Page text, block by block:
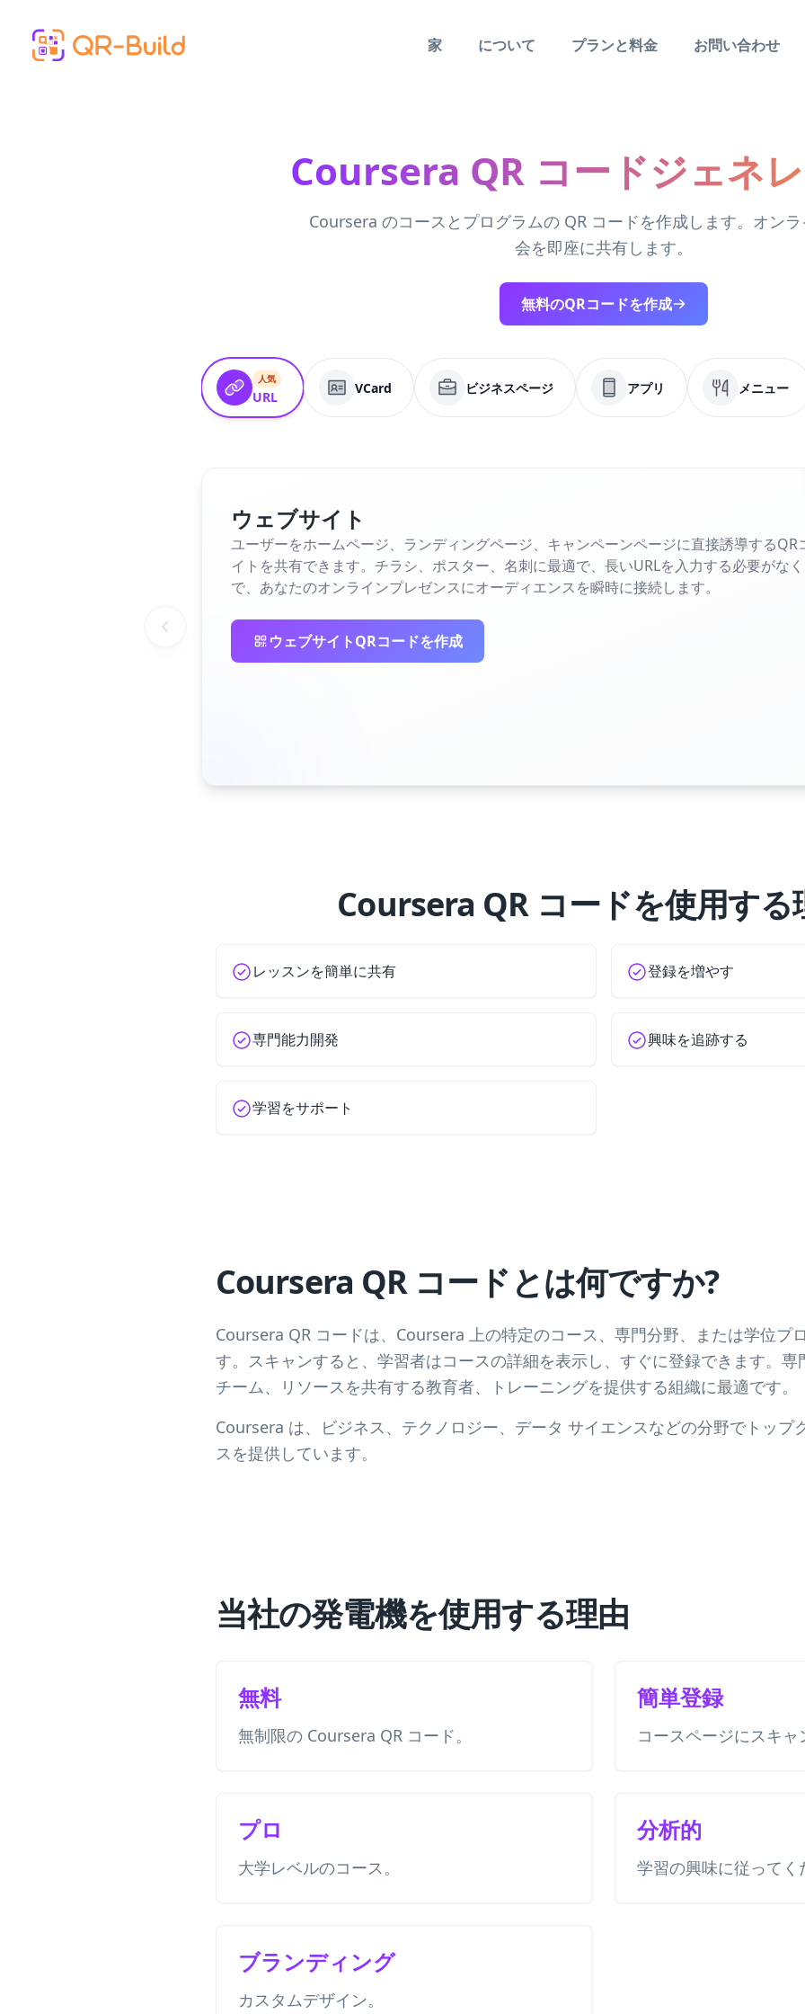
家
について プランと料金 お問い合わせ
Coursera QR コードジェネ
Coursera のコースとプログラムの QR コードを作成します。オン
会を即座に共有します。
無料のQRコードを作成
人気
URL
VCard ビジネスページ アプリ メニュー
ウェブサイト
ユーザーをホームページ、ランディングページ、キャンペーンページに直接誘導する
イトを共有できます。チラシ、ポスター、名刺に最適で、長いURLを入力する必要がな
で、あなたのオンラインプレゼンスにオーディエンスを瞬時に接続します。
ウェブサイトQRコードを作成
Coursera QR コードを使用する
レッスンを簡単に共有 登録を増やす
専門能力開発 興味を追跡する
学習をサポート
Coursera QR コードとは何ですか?
Coursera QR コードは、Coursera 上の特定のコース、専門分野、または学位プ
す。スキャンすると、学習者はコースの詳細を表示し、すぐに登録できます。
チーム、リソースを共有する教育者、トレーニングを提供する組織に最適です。
Coursera は、ビジネス、テクノロジー、データ サイエンスなどの分野でトップ
スを提供しています。
当社の発電機を使用する理由
無料
無制限の Coursera QR コード。
簡単登録
コースページにスキャ
プロ
大学レベルのコース。
分析的
学習の興味に従ってく
ブランディング
カスタムデザイン。